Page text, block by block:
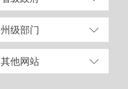
州级部门
其他网站